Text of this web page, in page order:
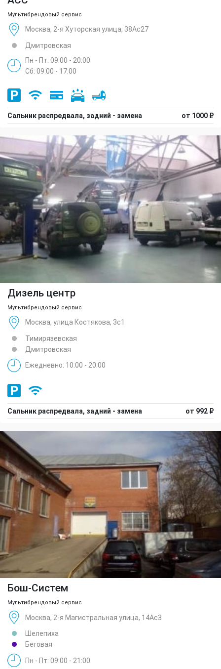
Мультибрендовый сервис
Москва, 2-я Хуторская улица, 38Ас27
Дмитровская
Пн - Пт: 09:00 - 20:00
Сб: 09:00 - 17:00
Сальник распредвала, задний - замена от 1000 ₽
Дизель центр
Мультибрендовый сервис
Москва, улица Костякова, 3с1
Тимирязевская
Дмитровская
Ежедневно: 10:00 - 20:00
Сальник распредвала, задний - замена от 992 ₽
Бош-Систем
Мультибрендовый сервис
Москва, 2-я Магистральная улица, 14Ас3
Шелепиха
Беговая
Пн - Пт: 09:00 - 21:00